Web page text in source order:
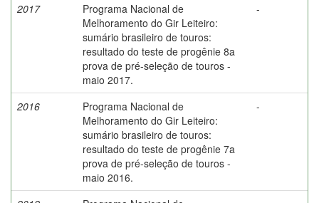
2017
Programa Nacional de
Melhoramento do Gir Leiteiro:
sumário brasileiro de touros:
resultado do teste de progênie 8a
prova de pré-seleção de touros -
maio 2017.
-
2016
Programa Nacional de
Melhoramento do Gir Leiteiro:
sumário brasileiro de touros:
resultado do teste de progênie 7a
prova de pré-seleção de touros -
maio 2016.
-